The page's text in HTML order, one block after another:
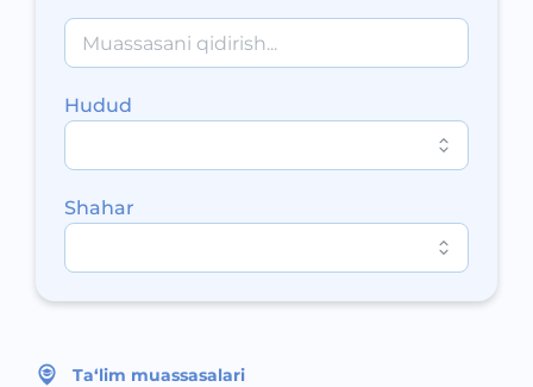
Hudud
Shahar
Ta‘lim muassasalari